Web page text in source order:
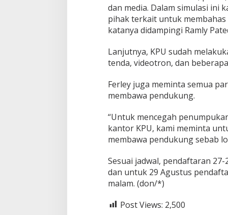
a
n
B
a
a
k
e
m
a
w
a
P
n
d
k
n
dan media. Dalam simulasi ini
pihak terkait untuk
katanya didampingi Ramly
Lanjutnya, KPU sudah
tenda, videotron, dan
Ferley juga meminta semua
membawa pendukung.
“Untuk mencegah
kantor KPU, kami meminta
membawa pendukung sebab
Sesuai jadwal, pendaftaran
dan untuk 29 Agustus
malam. (don/*)
Post Views: 2,500